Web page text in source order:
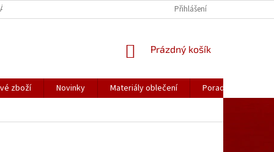
OBLEČENÍ KATALOGY (.PDF)Přihlášení
NÁKUPNÍ
Prázdný košík
zboží Novinky Materiály oblečení Poradna